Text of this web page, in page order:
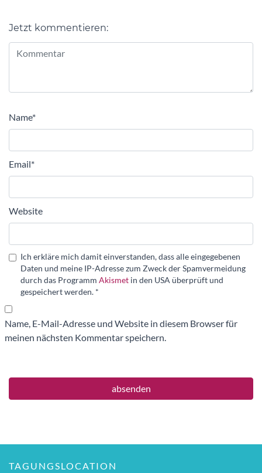
Jetzt kommentieren:
Name*
Email*
Website
Ich erkläre mich damit einverstanden, dass alle eingegebenen
Daten und meine IP-Adresse zum Zweck der Spamvermeidung
durch das Programm Akismet in den USA überprüft und
gespeichert werden. *
Name, E-Mail-Adresse und Website in diesem Browser für
meinen nächsten Kommentar speichern.
Alternative:
TAGUNGSLOCATION